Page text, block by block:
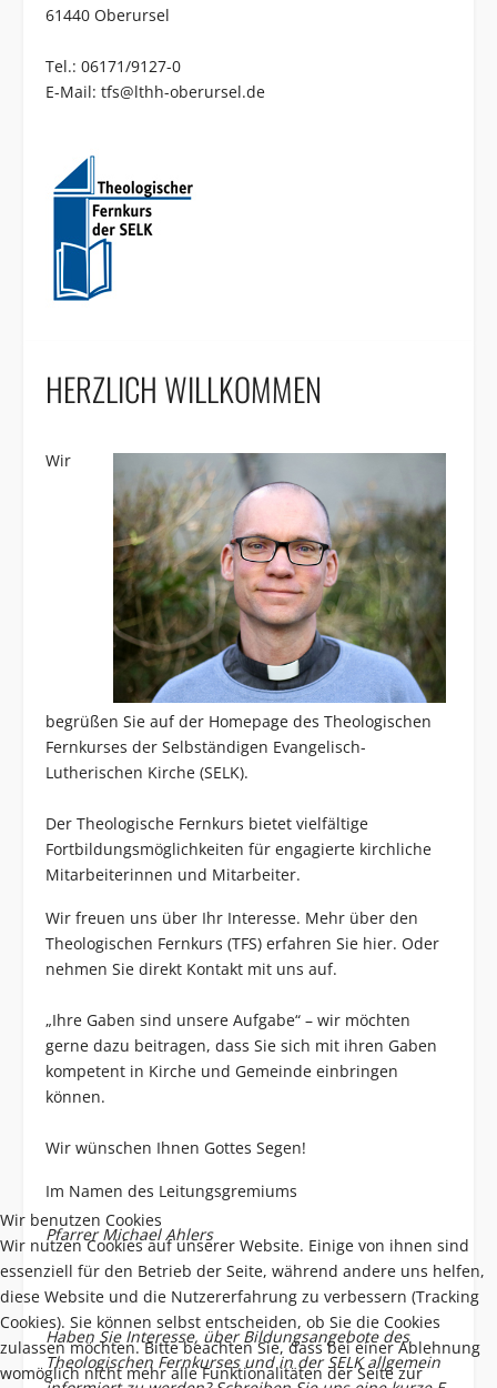
61440 Oberursel
Tel.: 06171/9127-0
E-Mail: tfs@lthh-oberursel.de
HERZLICH WILLKOMMEN
Wir
begrüßen Sie auf der Homepage des Theologischen
Fernkurses der Selbständigen Evangelisch-
Lutherischen Kirche (SELK).
Der Theologische Fernkurs bietet vielfältige
Fortbildungsmöglichkeiten für engagierte kirchliche
Mitarbeiterinnen und Mitarbeiter.
Wir freuen uns über Ihr Interesse. Mehr über den
Theologischen Fernkurs (TFS) erfahren Sie hier. Oder
nehmen Sie direkt Kontaktmit uns auf.
„Ihre Gaben sind unsere Aufgabe“ – wir möchten
gerne dazu beitragen, dass Sie sich mit ihren Gaben
kompetent in Kirche und Gemeinde einbringen
können.
Wir wünschen Ihnen Gottes Segen!
Im Namen des Leitungsgremiums
Pfarrer Michael Ahlers
Haben Sie Interesse, über Bildungsangebote des
Theologischen Fernkurses und in der SELK allgemein
Wir benutzen Cookies
Wir nutzen Cookies auf unserer Website. Einige von ihnen sind
essenziell für den Betrieb der Seite, während andere uns helfen,
diese Website und die Nutzererfahrung zu verbessern (Tracking
Cookies). Sie können selbst entscheiden, ob Sie die Cookies
zulassen möchten. Bitte beachten Sie, dass bei einer Ablehnung
womöglich nicht mehr alle Funktionalitäten der Seite zur